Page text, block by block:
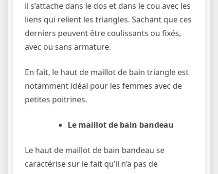
il s’attache dans le dos et dans le cou avec les
liens qui relient les triangles. Sachant que ces
derniers peuvent être coulissants ou fixés,
avec ou sans armature.
En fait, le haut de maillot de bain triangle est
notamment idéal pour les femmes avec de
petites poitrines.
Le maillot de bain bandeau
Le haut de maillot de bain bandeau se
caractérise sur le fait qu’il n’a pas de